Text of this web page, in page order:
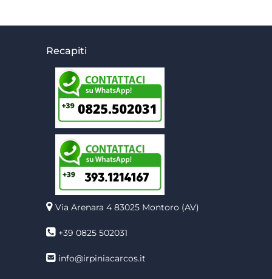
Recapiti
Via Arenara 4 83025 Montoro (AV)
+39 0825 502031
info@irpiniacarcos.it